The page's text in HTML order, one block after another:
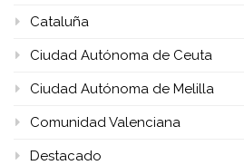
Cataluña
Ciudad Autónoma de Ceuta
Ciudad Autónoma de Melilla
Comunidad Valenciana
Destacado